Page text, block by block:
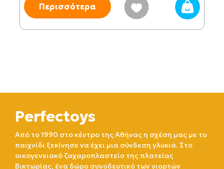
Περισσότερα
Perfectoys
Από το 1990 στο κέντρο της Αθήνας η σχέση μας με το
παιχνίδι ξεκίνησε να έχει μια σύνδεση γλυκιά. Στο
οικογενειακό ζαχαροπλαστείο της πλατείας
Βικτωρίας, ένα δώρο συνοδευτικό των γιορτών